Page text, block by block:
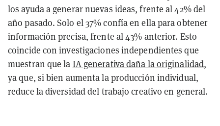
los ayuda a generar nuevas ideas, frente al 42% del
año pasado. Solo el 37% confía en ella para obtener
información precisa, frente al 43% anterior. Esto
coincide con investigaciones independientes que
muestran que la IA generativa daña la originalidad,
ya que, si bien aumenta la producción individual,
reduce la diversidad del trabajo creativo en general.